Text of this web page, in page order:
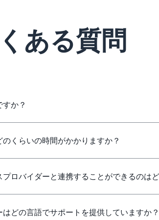
ある質問
か？
くらいの時間がかかりますか？
ロバイダーと連携することができるのは
どの言語でサポートを提供していますか？